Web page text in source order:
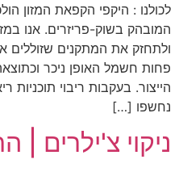
לכולנו : היקפי הקפאת המזון
המובהק בשוק-פריזרים. אנו
ולתחזק את המתקנים שזוללים
פחות חשמל האופן ניכר
הייצור. בעקבות ריבוי תוכניות
נחשפו […]
ניקוי צ'ילרים |